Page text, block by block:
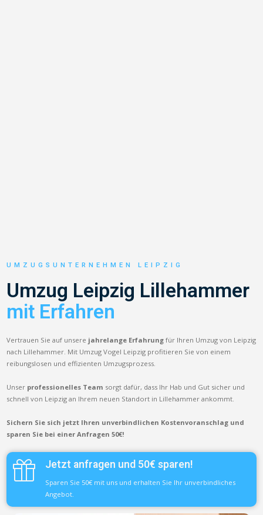
UMZUGSUNTERNEHMEN LEIPZIG
Umzug Leipzig Lillehammer
mit Erfahren
Vertrauen Sie auf unsere jahrelange Erfahrung für Ihren Umzug von Leipzig
nach Lillehammer. Mit Umzug Vogel Leipzig profitieren Sie von einem
reibungslosen und effizienten Umzugsprozess.
Unser professionelles Team sorgt dafür, dass Ihr Hab und Gut sicher und
schnell von Leipzig an Ihrem neuen Standort in Lillehammer ankommt.
Sichern Sie sich jetzt Ihren unverbindlichen Kostenvoranschlag und
sparen Sie bei einer Anfragen 50€!
Jetzt anfragen und 50€ sparen!
Sparen Sie 50€ mit uns und erhalten Sie Ihr unverbindliches
Angebot.